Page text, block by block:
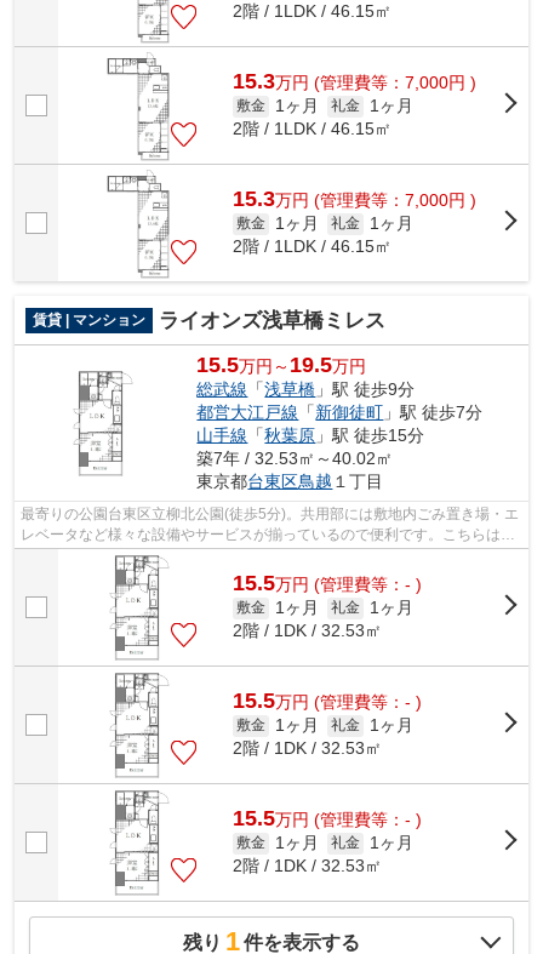
2階 / 1LDK / 46.15㎡
15.3万円 (管理費等：7,000円 )
敷金 1ヶ月 礼金
1ヶ月
2階 / 1LDK / 46.15㎡
15.3万円 (管理費等：7,000円 )
敷金 1ヶ月 礼金
1ヶ月
2階 / 1LDK / 46.15㎡
賃貸 | マンション ライオンズ浅草橋ミレス
15.5万円～ 19.5万円
総武線 「浅草橋 」駅 徒歩9分
都営大江戸線 「新御徒町 」駅 徒歩7分
山手線 「秋葉原 」駅 徒歩15分
築7年 / 32.53㎡～40.02㎡
東京都台東区鳥越 １丁目
最寄りの公園台東区立柳北公園(徒歩5分)。共用部には敷地内ごみ置き場・エ
レベータなど様々な設備やサービスが揃っているので便利です。こちらはマ
ンションタイプになります。2018年に...
15.5万円 (管理費等：- )
敷金 1ヶ月 礼金
1ヶ月
2階 / 1DK / 32.53㎡
15.5万円 (管理費等：- )
敷金 1ヶ月 礼金
1ヶ月
2階 / 1DK / 32.53㎡
15.5万円 (管理費等：- )
敷金 1ヶ月 礼金
1ヶ月
2階 / 1DK / 32.53㎡
残り 1件を表示する